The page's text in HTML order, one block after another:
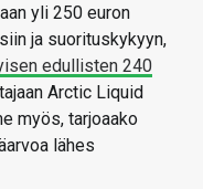
yli 250 euron
ja suorituskykyyn,
edullisten 240
Arctic Liquid
myös, tarjoaako
lähes